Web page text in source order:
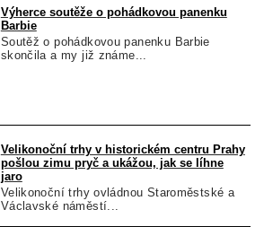
Výherce soutěže o pohádkovou panenku
Barbie
Soutěž o pohádkovou panenku Barbie
skončila a my již známe...
Velikonoční trhy v historickém centru Prahy
pošlou zimu pryč a ukážou, jak se líhne
jaro
Velikonoční trhy ovládnou Staroměstské a
Václavské náměstí...